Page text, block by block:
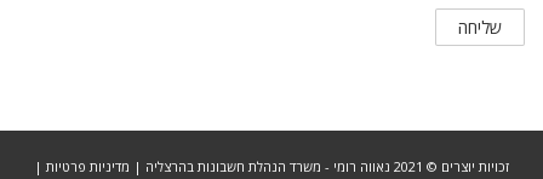
שליחה
זכויות יוצרים © 2021 נאווה רומי - משרד הנהלת חשבונות בהרצליה | מדיניות פרטיות |